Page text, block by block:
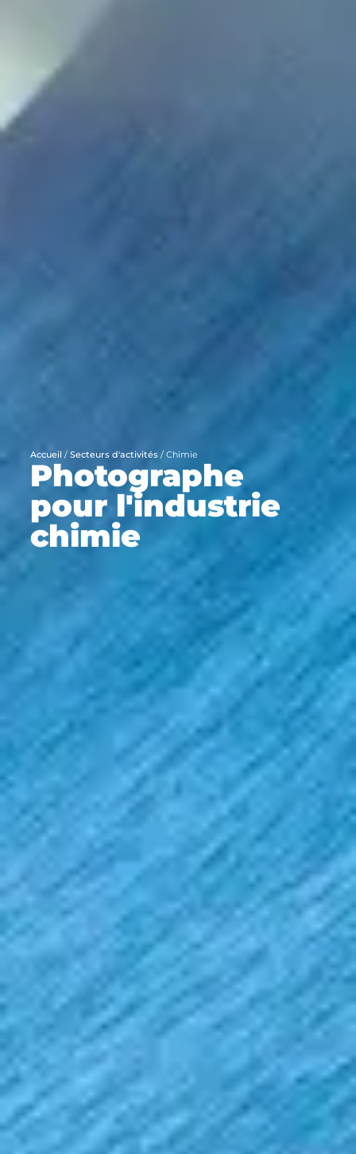
Accueil /Secteurs d'activités /Chimie
Photographe
pour l'industrie
chimie